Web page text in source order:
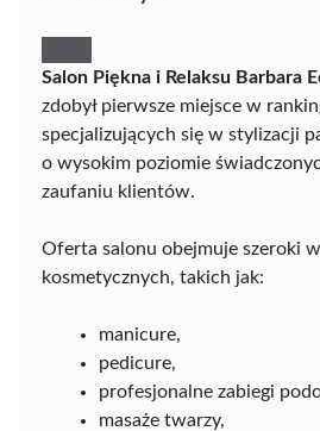
Salon Piękna i Relaksu Barbara
zdobył pierwsze miejsce w
specjalizujących się w stylizacji
o wysokim poziomie
zaufaniu klientów.
Oferta salonu obejmuje szeroki
kosmetycznych, takich jak:
manicure,
pedicure,
profesjonalne zabiegi
masaże twarzy,